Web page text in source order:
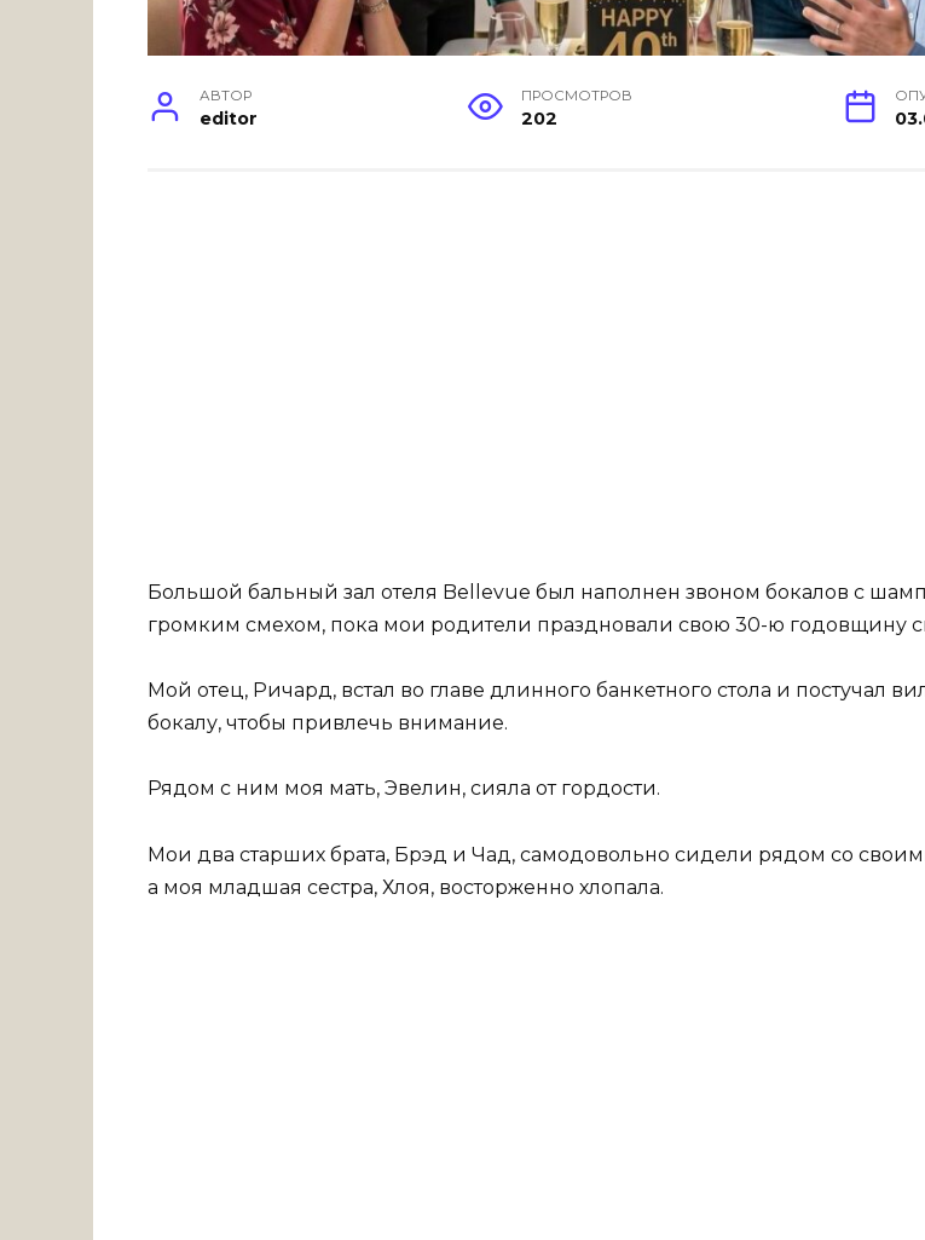
АВТОР
editor
ПРОСМОТРОВ
202
Большой бальный зал отеля Bellevue был наполнен звоном бокалов с
громким смехом, пока мои родители праздновали свою 30-ю годовщину
Мой отец, Ричард, встал во главе длинного банкетного стола и постучал
бокалу, чтобы привлечь внимание.
Рядом с ним моя мать, Эвелин, сияла от гордости.
Мои два старших брата, Брэд и Чад, самодовольно сидели рядом со
а моя младшая сестра, Хлоя, восторженно хлопала.